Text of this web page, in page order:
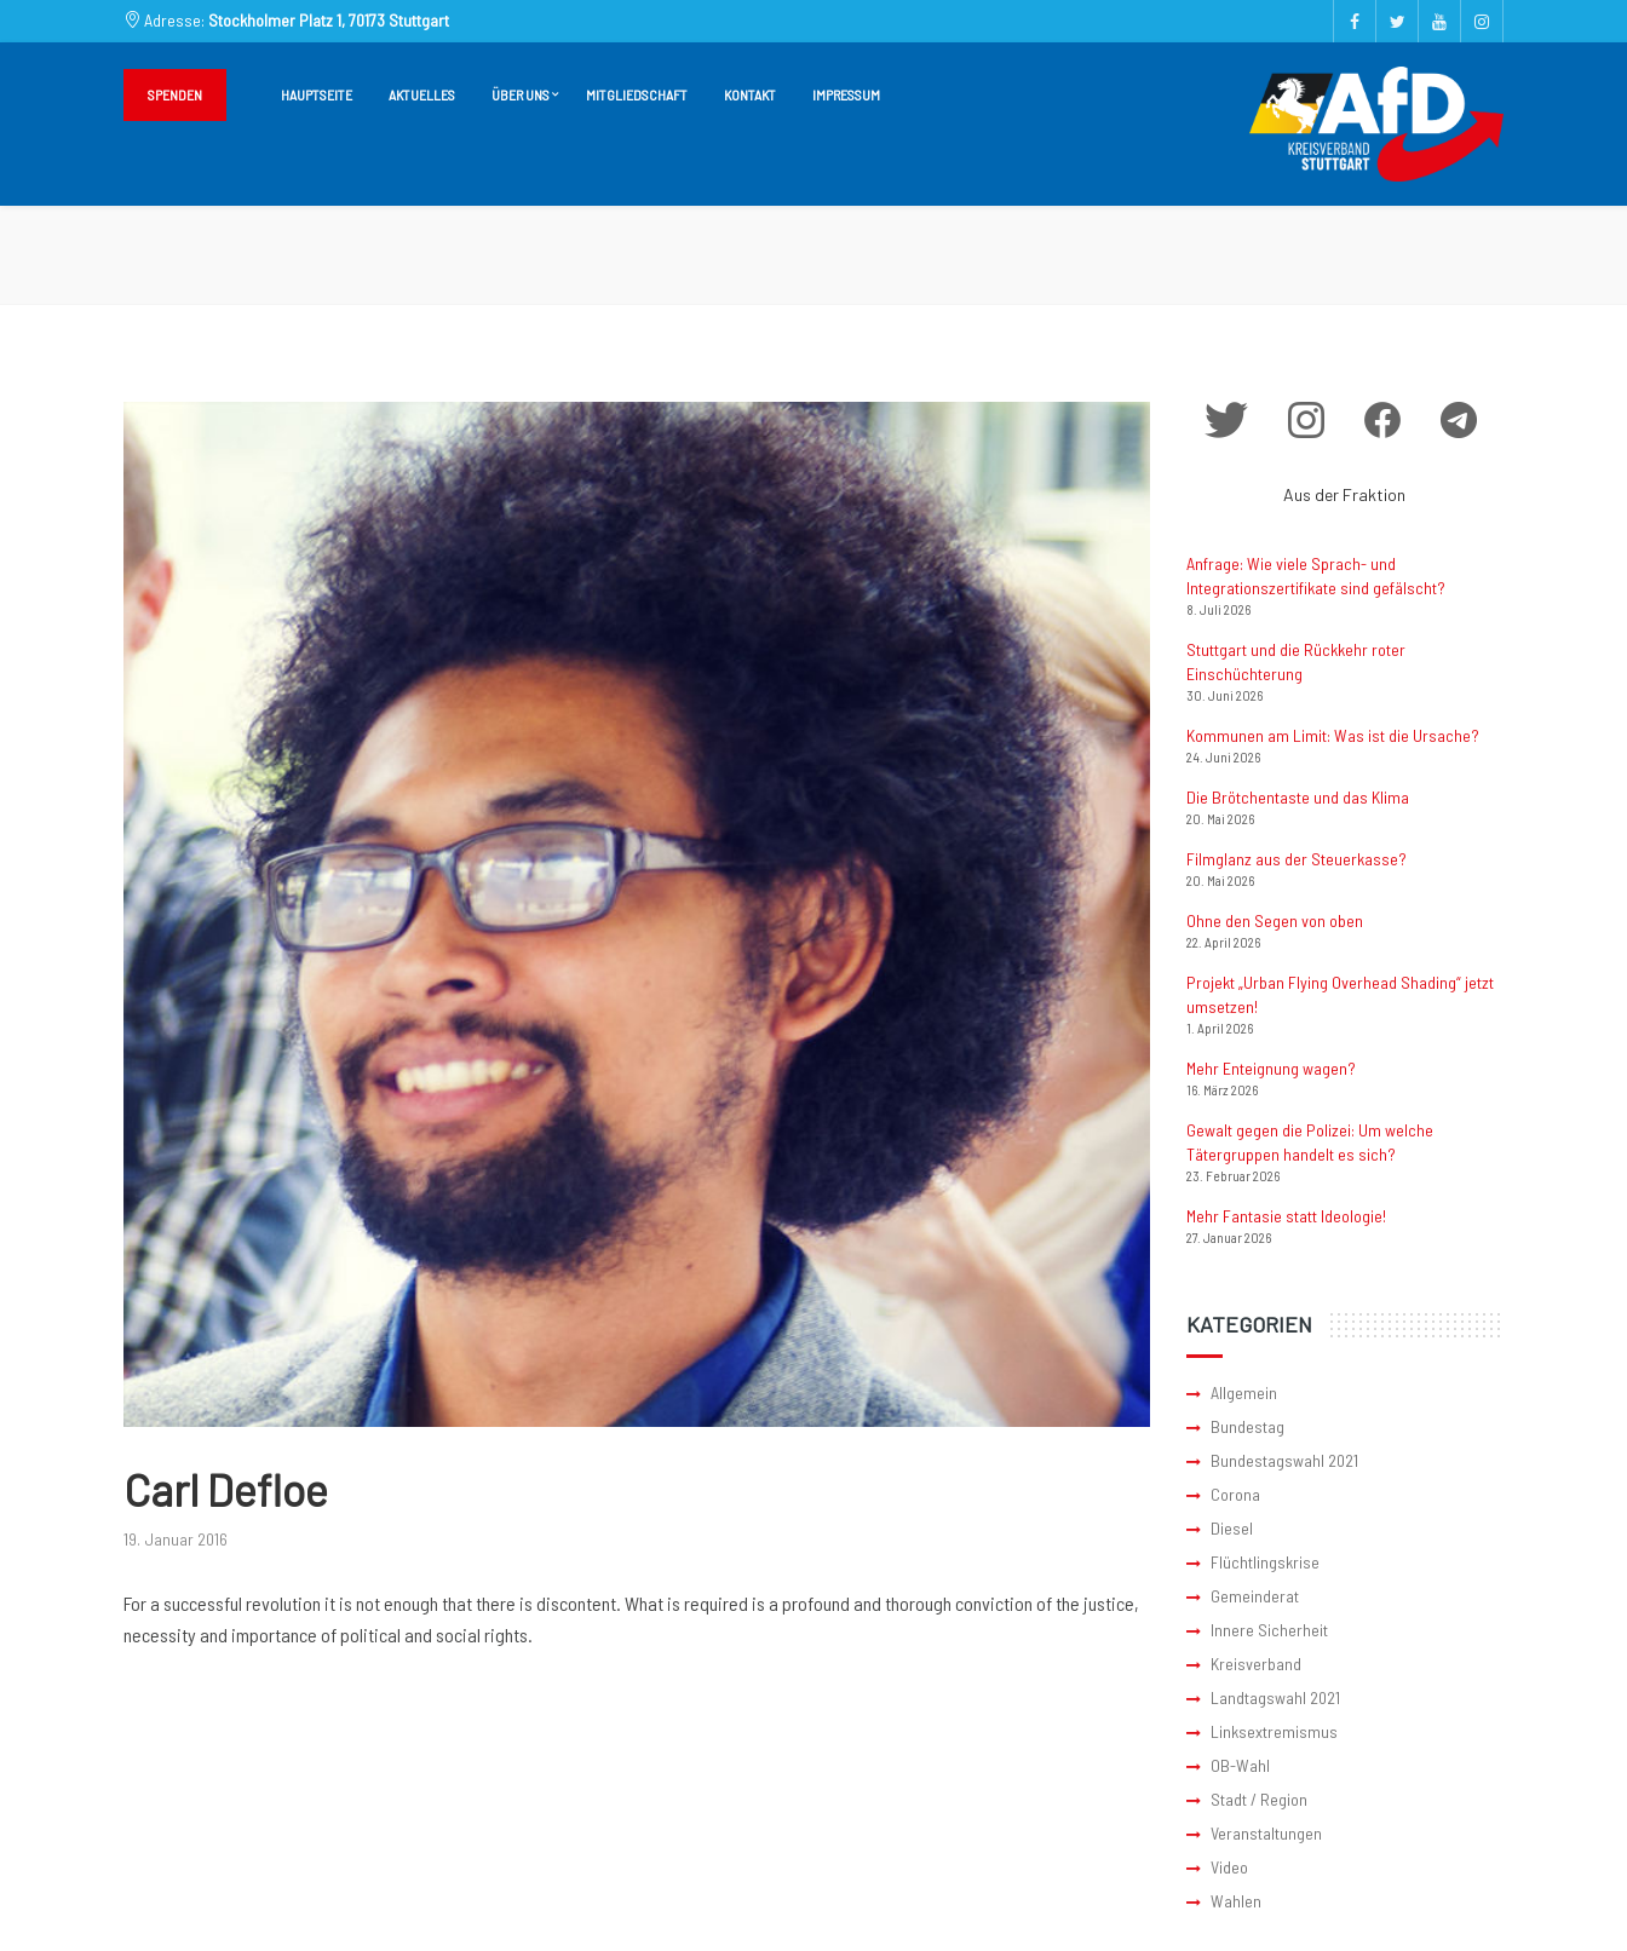
Adresse: Stockholmer Platz 1, 70173 Stuttgart
SPENDEN HAUPTSEITE AKTUELLES ÜBER UNS MITGLIEDSCHAFT KONTAKT IMPRESSUM
Carl Defloe
19. Januar 2016
For a successful revolution it is not enough that there is discontent. What is required is a profound and thorough conviction of the justice,
necessity and importance of political and social rights.
Aus der Fraktion
Anfrage: Wie viele Sprach- und
Integrationszertifikate sind gefälscht?
8. Juli 2026
Stuttgart und die Rückkehr roter
Einschüchterung
30. Juni 2026
Kommunen am Limit: Was ist die Ursache?
24. Juni 2026
Die Brötchentaste und das Klima
20. Mai 2026
Filmglanz aus der Steuerkasse?
20. Mai 2026
Ohne den Segen von oben
22. April 2026
Projekt „Urban Flying Overhead Shading“ jetzt
umsetzen!
1. April 2026
Mehr Enteignung wagen?
16. März 2026
Gewalt gegen die Polizei: Um welche
Tätergruppen handelt es sich?
23. Februar 2026
Mehr Fantasie statt Ideologie!
27. Januar 2026
KATEGORIEN
Allgemein
Bundestag
Bundestagswahl 2021
Corona
Diesel
Flüchtlingskrise
Gemeinderat
Innere Sicherheit
Kreisverband
Landtagswahl 2021
Linksextremismus
OB-Wahl
Stadt / Region
Veranstaltungen
Video
Wahlen